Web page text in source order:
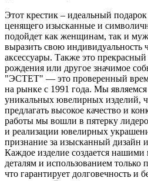
Этот крестик – идеальный
ценящего изысканные и
подойдет как женщинам, так и
выразить свою индивидуальность
аксессуары. Также это
рождения или другое значимое
"ЭСТЕТ" — это проверенный
на рынке с 1991 года. Мы
уникальных ювелирных изделий,
предлагать высокое качество и
работы мы вошли в пятерку
и реализации ювелирных
признание за изысканный дизайн
Каждое изделие создается
деталям и использованием только
что гарантирует долговечность и